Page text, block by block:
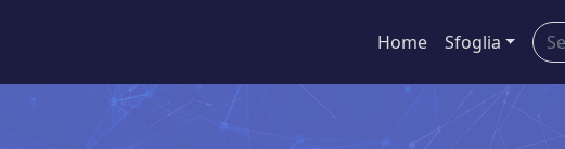
Home Sfoglia